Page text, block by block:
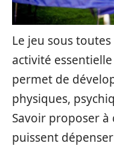
Le jeu sous
activité
permet de
physiques,
Savoir proposer à
puissent